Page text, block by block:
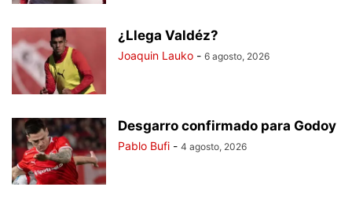
¿Llega Valdéz?
Joaquin Lauko - 6 agosto, 2026
Desgarro confirmado para Godoy
Pablo Bufi - 4 agosto, 2026